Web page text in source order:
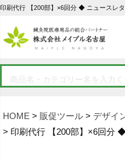
HOME 販促ツール
デザイ
印刷代行 【200部】×6回分